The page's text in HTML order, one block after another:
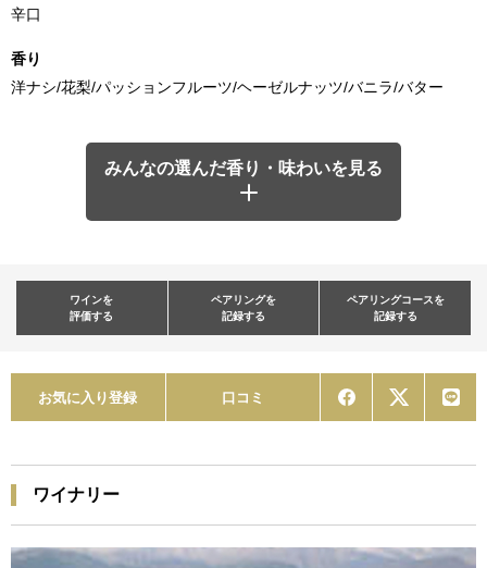
辛口
香り
洋ナシ/花梨/パッションフルーツ/ヘーゼルナッツ/バニラ/バター
みんなの選んだ香り・味わいを見る
ワインを
評価する
ペアリングを
記録する
ペアリングコースを
記録する
お気に入り登録 口コミ
ワイナリー